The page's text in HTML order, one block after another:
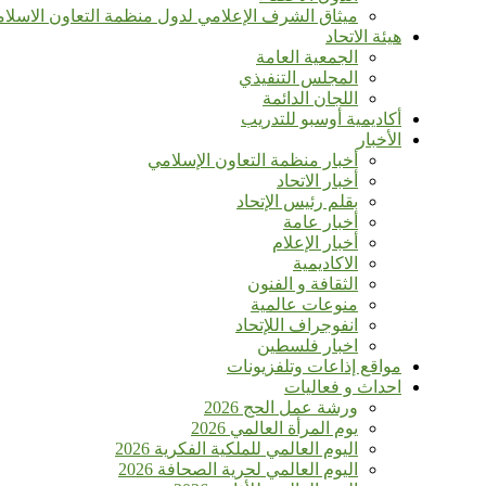
ميثاق الشرف الإعلامي لدول منظمة التعاون
هيئة الاتحاد
الجمعية العامة
المجلس التنفيذي
اللجان الدائمة
أكاديمية أوسبو للتدريب
الأخبار
أخبار منظمة التعاون الإسلامي
أخبار الاتحاد
بقلم رئيس الإتحاد
أخبار عامة
أخبار الإعلام
الاكاديمية
الثقافة و الفنون
منوعات عالمية
انفوجراف اللإتحاد
اخبار فلسطين
مواقع إذاعات وتلفزيونات
احداث و فعاليات
ورشة عمل الحج 2026
يوم المرأة العالمي 2026
اليوم العالمي للملكية الفكرية 2026
اليوم العالمي لحرية الصحافة 2026